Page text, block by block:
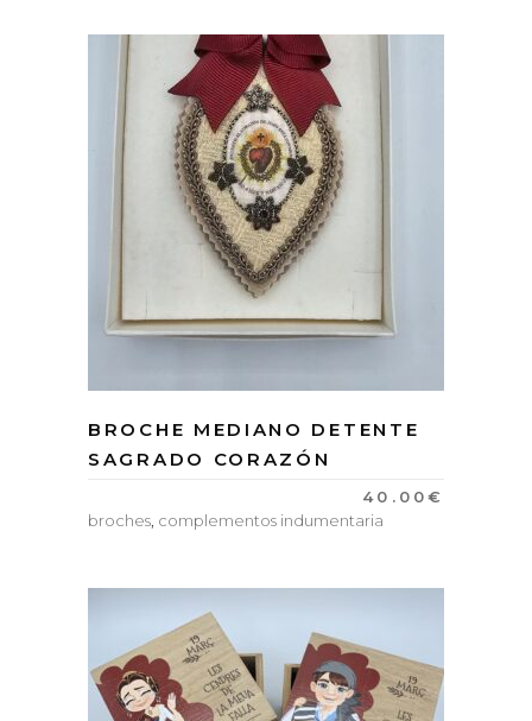
BROCHE MEDIANO DETENTE
SAGRADO CORAZÓN
40.00€
broches, complementos indumentaria